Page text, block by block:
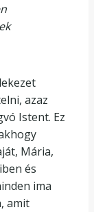
azaz
Istent. Ez
Mária,
és
ima
amit